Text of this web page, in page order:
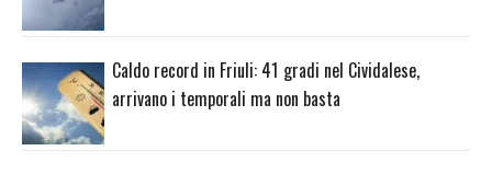
Caldo record in Friuli: 41 gradi nel Cividalese,
arrivano i temporali ma non basta